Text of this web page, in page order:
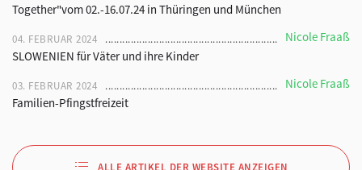
Together"vom 02.-16.07.24 in Thüringen und München
04. FEBRUAR 2024
Nicole Fraaß
SLOWENIEN für Väter und ihre Kinder
03. FEBRUAR 2024
Nicole Fraaß
Familien-Pfingstfreizeit
ALLE ARTIKEL DER WEBSITE ANZEIGEN